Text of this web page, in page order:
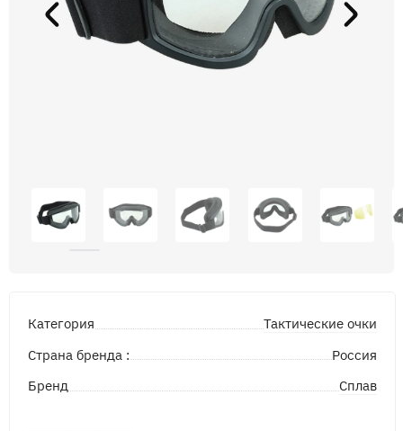
Категория
Тактические очки
Страна бренда :
Россия
Бренд
Сплав